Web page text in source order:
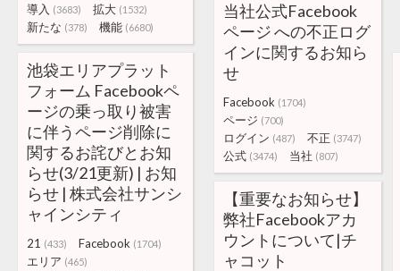
導入 (3683) 拡大 (1532)
新たな (378) 機能 (6680)
当社公式Facebook
ページ への不正ログ
インに関するお知ら
せ
Facebook (1704)
ページ (700)
ログイン (487) 不正 (3747)
公式 (3474) 当社 (807)
池袋エリアプラット
フォーム Facebookペ
ージの乗っ取り被害
に伴うページ削除に
関するお詫びとお知
らせ(3/21更新) | お知
らせ | 株式会社サンシ
ャインシティ
21 (433) Facebook (1704)
エリア (465)
【重要なお知らせ】
弊社Facebookアカ
ウントについて|チ
ャコット